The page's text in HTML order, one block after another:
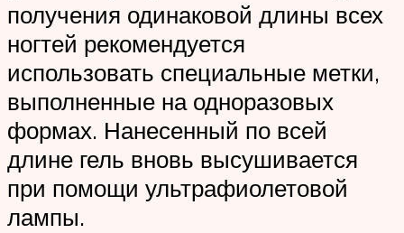
получения одинаковой длины всех
ногтей рекомендуется
использовать специальные метки,
выполненные на одноразовых
формах. Нанесенный по всей
длине гель вновь высушивается
при помощи ультрафиолетовой
лампы.